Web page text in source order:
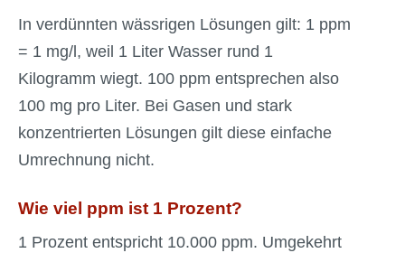
In verdünnten wässrigen Lösungen gilt: 1 ppm
= 1 mg/l, weil 1 Liter Wasser rund 1
Kilogramm wiegt. 100 ppm entsprechen also
100 mg pro Liter. Bei Gasen und stark
konzentrierten Lösungen gilt diese einfache
Umrechnung nicht.
Wie viel ppm ist 1 Prozent?
1 Prozent entspricht 10.000 ppm. Umgekehrt